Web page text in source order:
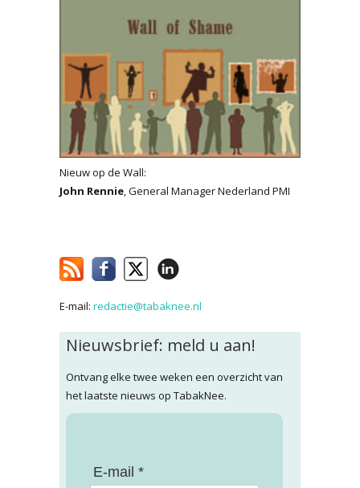
Nieuw op de Wall:
John Rennie, General Manager Nederland PMI
E-mail: redactie@tabaknee.nl
Nieuwsbrief: meld u aan!
Ontvang elke twee weken een overzicht van
het laatste nieuws op TabakNee.
E-mail *